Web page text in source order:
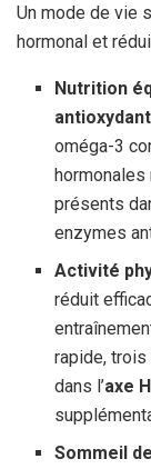
Un mode de vie
hormonal et
Nutrition
oméga-3
présents
enzymes
Activité
réduit
rapide, trois
dans l’axe
Sommeil